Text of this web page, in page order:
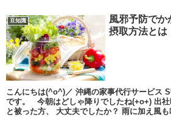
豆知識
風邪予防でか
摂取方法とは
こんにちは(^o^)／ 沖縄の家事代行サービス
です。 今朝はどしゃ降りでしたね(+o+) 出社
と被った方、 大丈夫でしたか？ 雨に加え風